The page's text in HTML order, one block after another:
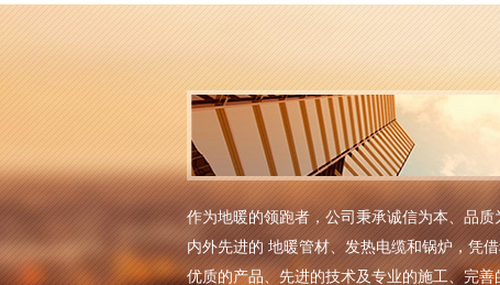
作为地暖的领跑者，公司秉承诚信为本、品
内外先进的 地暖管材、发热电缆和锅炉，凭
优质的产品、先进的技术及专业的施工、完